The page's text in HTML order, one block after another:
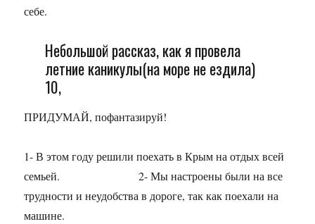
себе.
Небольшой рассказ, как я провела
летние каникулы(на море не ездила)
10,
ПРИДУМАЙ, пофантазируй!
1- В этом году решили поехать в Крым на отдых всей
семьей. 2- Мы настроены были на все
трудности и неудобства в дороге, так как поехали на
машине.